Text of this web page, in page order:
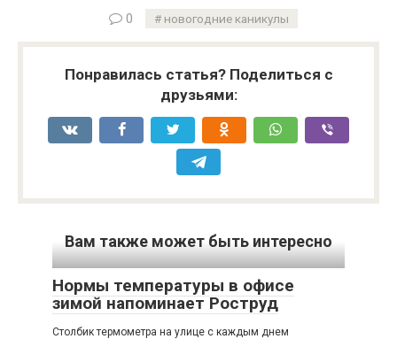
0 новогодние каникулы
Понравилась статья? Поделиться с
друзьями:
Вам также может быть интересно
Нормы температуры в офисе
зимой напоминает Роструд
Столбик термометра на улице с каждым днем